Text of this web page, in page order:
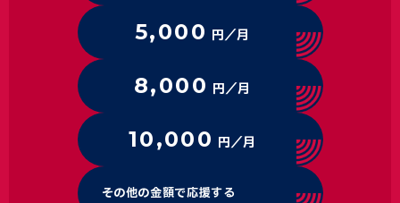
5,000 円／月
8,000 円／月
10,000 円／月
その他の金額で応援する